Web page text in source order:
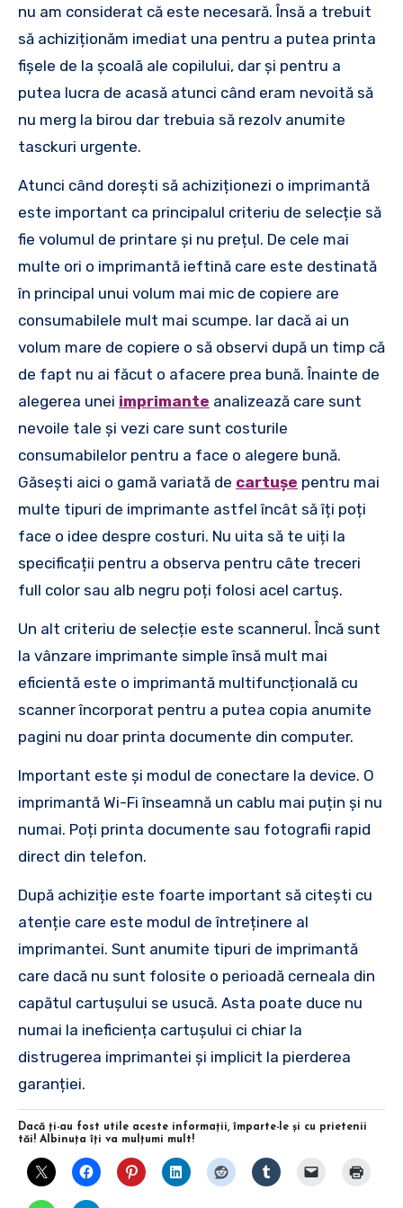
nu am considerat că este necesară. Însă a trebuit
să achiziționăm imediat una pentru a putea printa
fișele de la școală ale copilului, dar și pentru a
putea lucra de acasă atunci când eram nevoită să
nu merg la birou dar trebuia să rezolv anumite
tasckuri urgente.
Atunci când dorești să achiziționezi o imprimantă
este important ca principalul criteriu de selecție să
fie volumul de printare și nu prețul. De cele mai
multe ori o imprimantă ieftină care este destinată
în principal unui volum mai mic de copiere are
consumabilele mult mai scumpe. Iar dacă ai un
volum mare de copiere o să observi după un timp că
de fapt nu ai făcut o afacere prea bună. Înainte de
alegerea unei imprimante analizează care sunt
nevoile tale și vezi care sunt costurile
consumabilelor pentru a face o alegere bună.
Găsești aici o gamă variată de cartușe pentru mai
multe tipuri de imprimante astfel încât să îți poți
face o idee despre costuri. Nu uita să te uiți la
specificații pentru a observa pentru câte treceri
full color sau alb negru poți folosi acel cartuș.
Un alt criteriu de selecție este scannerul. Încă sunt
la vânzare imprimante simple însă mult mai
eficientă este o imprimantă multifuncțională cu
scanner încorporat pentru a putea copia anumite
pagini nu doar printa documente din computer.
Important este și modul de conectare la device. O
imprimantă Wi-Fi înseamnă un cablu mai puțin și nu
numai. Poți printa documente sau fotografii rapid
direct din telefon.
După achiziție este foarte important să citești cu
atenție care este modul de întreținere al
imprimantei. Sunt anumite tipuri de imprimantă
care dacă nu sunt folosite o perioadă cerneala din
capătul cartușului se usucă. Asta poate duce nu
numai la ineficiența cartușului ci chiar la
distrugerea imprimantei și implicit la pierderea
garanției.
Dacă ţi-au fost utile aceste informaţii, împarte-le şi cu prietenii
tăi! Albinuţa îţi va mulţumi mult!